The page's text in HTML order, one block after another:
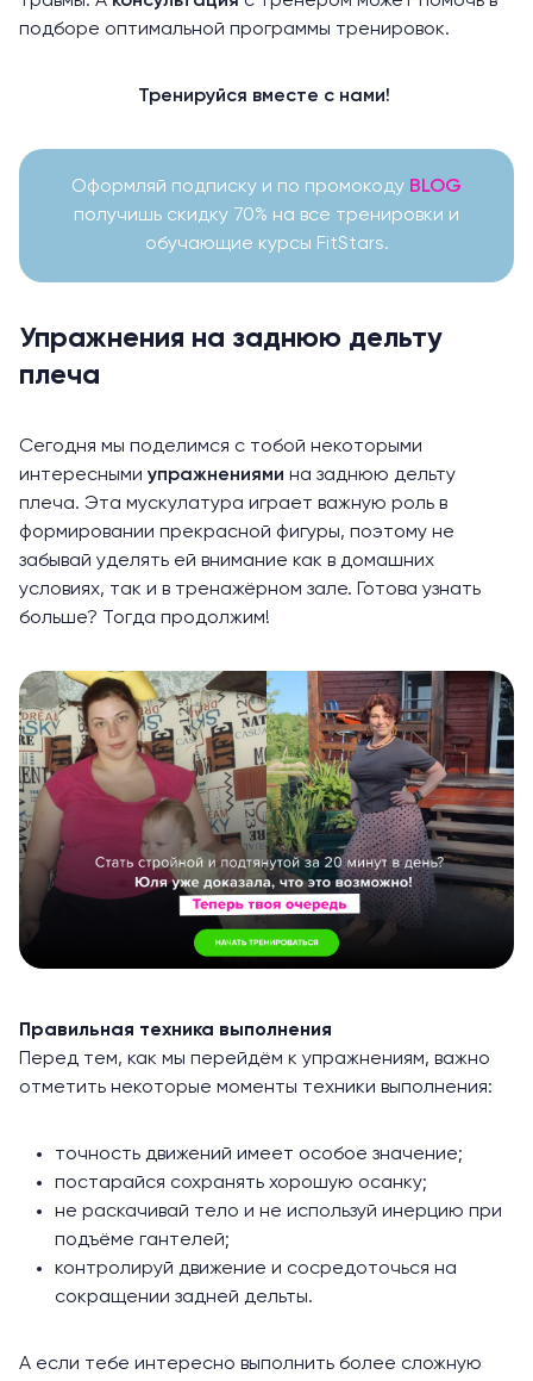
подборе оптимальной программы тренировок.
Тренируйся вместе с нами!
Оформляй подписку и по промокоду BLOG
получишь скидку 70% на все тренировки и
обучающие курсы FitStars.
Упражнения на заднюю дельту
плеча
Сегодня мы поделимся с тобой некоторыми
интересными упражнениями на заднюю дельту
плеча. Эта мускулатура играет важную роль в
формировании прекрасной фигуры, поэтому не
забывай уделять ей внимание как в домашних
условиях, так и в тренажёрном зале. Готова узнать
больше? Тогда продолжим!
Правильная техника выполнения
Перед тем, как мы перейдём к упражнениям, важно
отметить некоторые моменты техники выполнения:
точность движений имеет особое значение;
постарайся сохранять хорошую осанку;
не раскачивай тело и не используй инерцию при
подъёме гантелей;
контролируй движение и сосредоточься на
сокращении задней дельты.
А если тебе интересно выполнить более сложную